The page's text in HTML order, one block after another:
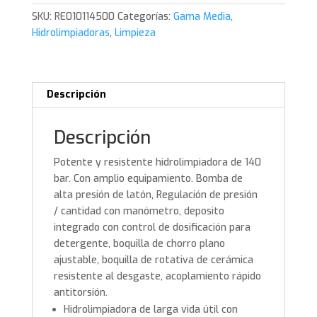
SKU: RE010114500 Categorías: Gama Media,
Hidrolimpiadoras, Limpieza
Descripción
Descripción
Potente y resistente hidrolimpiadora de 140
bar. Con amplio equipamiento. Bomba de
alta presión de latón, Regulación de presión
/ cantidad con manómetro, deposito
integrado con control de dosificación para
detergente, boquilla de chorro plano
ajustable, boquilla de rotativa de cerámica
resistente al desgaste, acoplamiento rápido
antitorsión.
Hidrolimpiadora de larga vida útil con